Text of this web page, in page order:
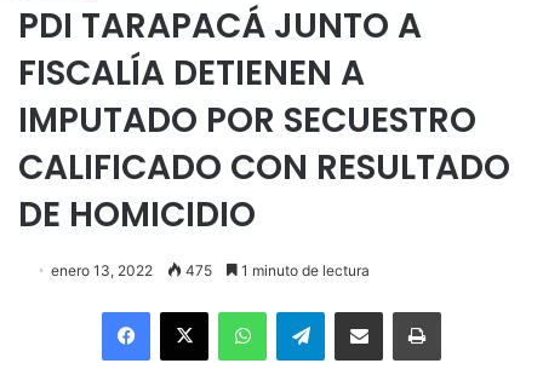
PDI TARAPACÁ JUNTO A
FISCALÍA DETIENEN A
IMPUTADO POR SECUESTRO
CALIFICADO CON RESULTADO
DE HOMICIDIO
enero 13, 2022 475 1 minuto de lectura
Facebook
X WhatsAppTelegramEnviar vía email Imprimir